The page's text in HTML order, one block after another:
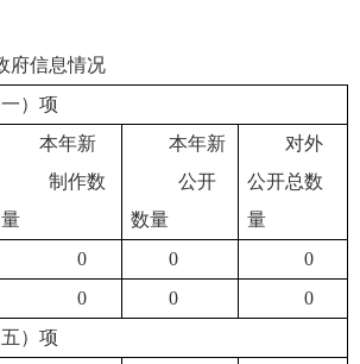
府信息情况
）项
本年新
制作数
量
本年新
公开
数量
对外
公开总数
量
0 0
0
0 0
0
）项